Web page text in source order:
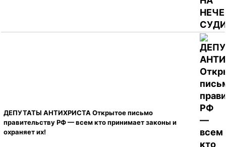
ДЕПУТАТЫ АНТИХРИСТА Открытое письмо
правительству РФ — всем кто принимает законы и
охраняет их!